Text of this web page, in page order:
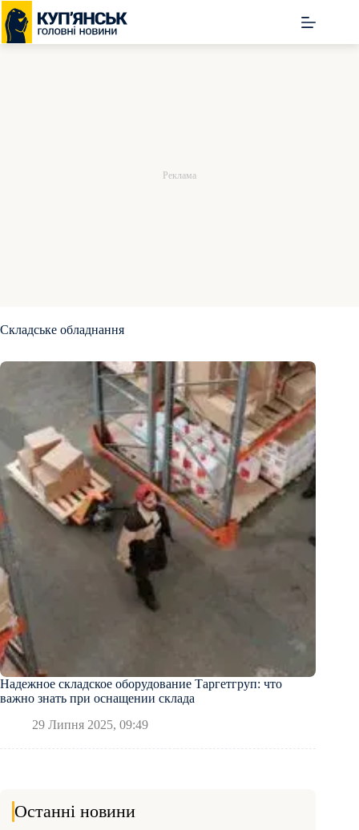
Перейти
до
вмісту
Складське обладнання
Надежное складское оборудование Таргетгруп: что
важно знать при оснащении склада
29 Липня 2025, 09:49
Останні новини